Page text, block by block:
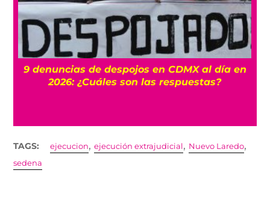
9 denuncias de despojos en CDMX al día en
2026: ¿Cuáles son las respuestas?
TAGS: ejecucion,ejecución extrajudicial , Nuevo Laredo,
sedena